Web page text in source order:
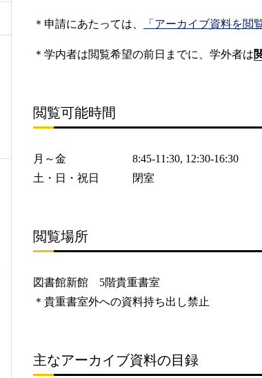
＊申請にあたっては、 「アーカイブ資料を閲
＊学内者は閲覧希望の前日までに、学外者は
閲覧可能時間
月～金 8:45-11:30, 12:30-16:30
土・日・祝日 閉室
閲覧場所
図書館新館 5階貴重書室
＊貴重書室外への資料持ち出し禁止
主なアーカイブ資料の目録